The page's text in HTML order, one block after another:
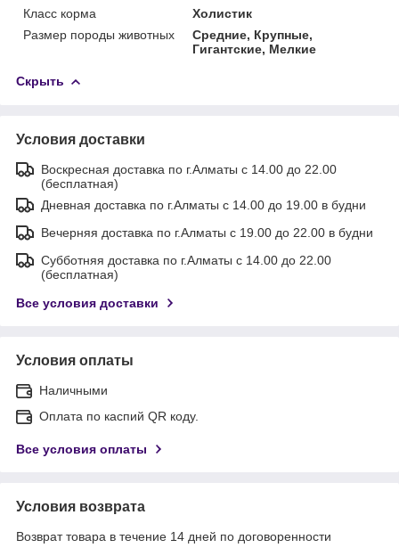
Класс корма
Холистик
Размер породы животных
Средние, Крупные,
Гигантские, Мелкие
Скрыть
Условия доставки
Воскресная доставка по г.Алматы с 14.00 до 22.00
(бесплатная)
Дневная доставка по г.Алматы с 14.00 до 19.00 в будни
Вечерняя доставка по г.Алматы с 19.00 до 22.00 в будни
Субботняя доставка по г.Алматы с 14.00 до 22.00
(бесплатная)
Все условия доставки
Условия оплаты
Наличными
Оплата по каспий QR коду.
Все условия оплаты
Условия возврата
Возврат товара в течение 14 дней по договоренности